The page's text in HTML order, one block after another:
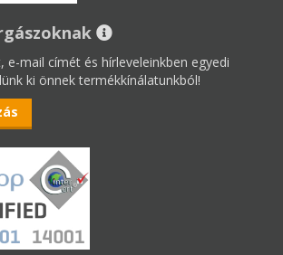
e-mail címét és hírleveleinkben egyedi
ki önnek termékkínálatunkból!